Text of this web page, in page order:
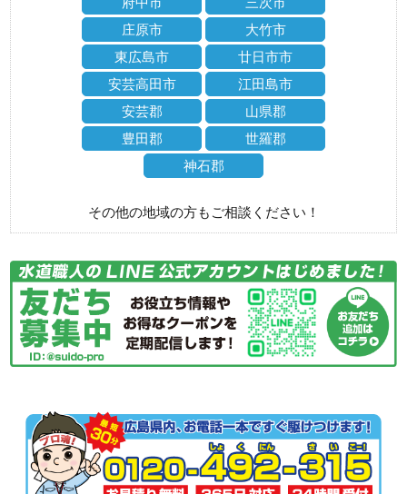
庄原市
大竹市
東広島市
廿日市市
安芸高田市
江田島市
安芸郡
山県郡
豊田郡
世羅郡
神石郡
その他の地域の方もご相談ください！